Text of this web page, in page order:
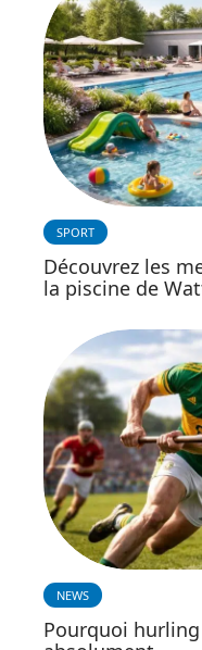
SPORT
Découvrez les
la piscine de
NEWS
Pourquoi